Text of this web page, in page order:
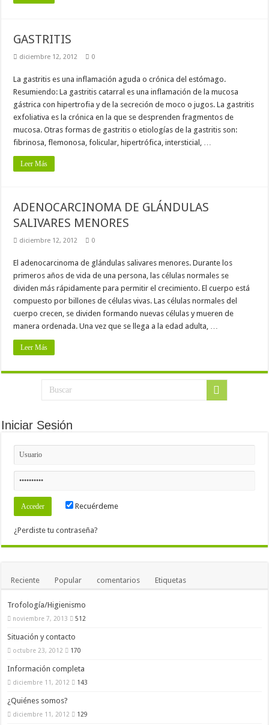
GASTRITIS
diciembre 12, 2012 0
La gastritis es una inflamación aguda o crónica del estómago.
Resumiendo: La gastritis catarral es una inflamación de la mucosa
gástrica con hipertrofia y de la secreción de moco o jugos. La gastritis
exfoliativa es la crónica en la que se desprenden fragmentos de
mucosa. Otras formas de gastritis o etiologías de la gastritis son:
fibrinosa, flemonosa, folicular, hipertrófica, intersticial, …
Leer Más
ADENOCARCINOMA DE GLÁNDULAS
SALIVARES MENORES
diciembre 12, 2012 0
El adenocarcinoma de glándulas salivares menores. Durante los
primeros años de vida de una persona, las células normales se
dividen más rápidamente para permitir el crecimiento. El cuerpo está
compuesto por billones de células vivas. Las células normales del
cuerpo crecen, se dividen formando nuevas células y mueren de
manera ordenada. Una vez que se llega a la edad adulta, …
Leer Más
Iniciar Sesión
Recuérdeme
¿Perdiste tu contraseña?
Reciente Popular comentarios Etiquetas
Trofología/Higienismo
noviembre 7, 2013 512
Situación y contacto
octubre 23, 2012 170
Información completa
diciembre 11, 2012 143
¿Quiénes somos?
diciembre 11, 2012 129